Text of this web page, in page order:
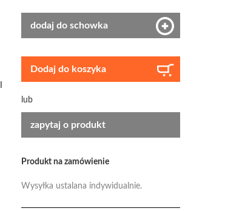
dodaj do schowka
Dodaj do koszyka
lub
zapytaj o produkt
Produkt na zamówienie
Wysyłka ustalana indywidualnie.